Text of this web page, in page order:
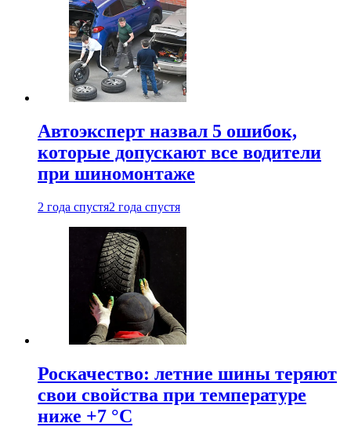
Автоэксперт назвал 5 ошибок,
которые допускают все водители
при шиномонтаже
2 года спустя2 года спустя
Роскачество: летние шины теряют
свои свойства при температуре
ниже +7 °C